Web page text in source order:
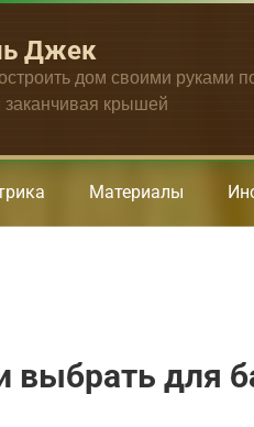
Джек
дом своими руками
крышей
Материалы
выбрать для